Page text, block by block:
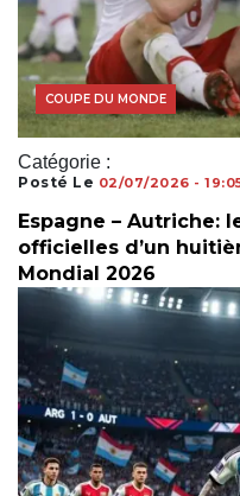
Catégorie :
COUPE DU MONDE
Posté Le 02/07/2026 -
Espagne – Autriche:
officielles d’un
Mondial 2026